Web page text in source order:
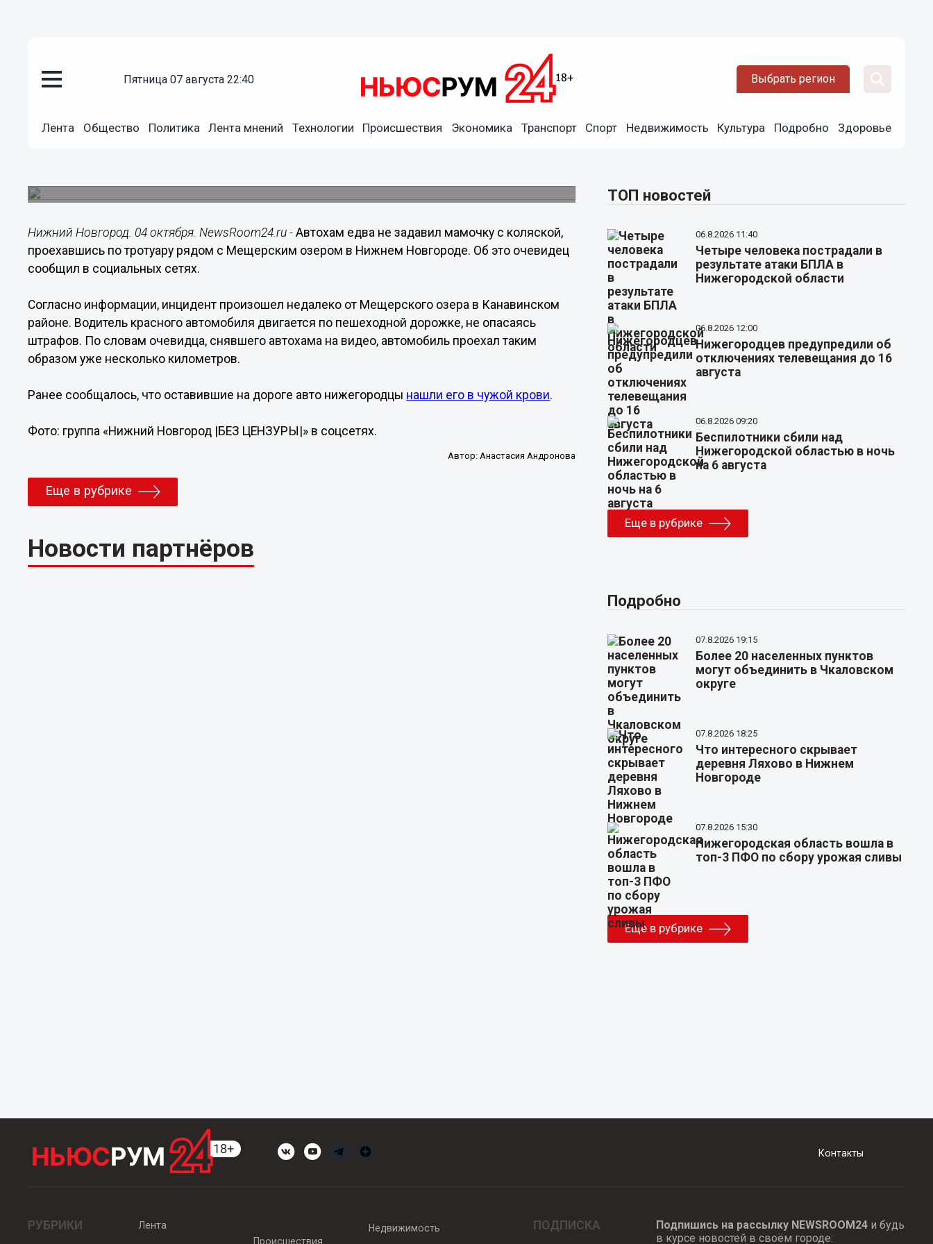
пятница 07 августа 22:40 Выбрать регион
Лента Общество Политика Лента мнений Технологии Происшествия Экономика Транспорт Спорт Недвижимость Культура Подробно Здоровье
Нижегородский автохам едва не задавил мамочку с
Нижний Новгород. 04 октября. NewsRoom24.ru -Автохам едва не задавил мамочку с коляской,
проехавшись по тротуару рядом с Мещерским озером в Нижнем Новгороде. Об это очевидец
сообщил в социальных сетях.
Согласно информации, инцидент произошел недалеко от Мещерского озера в Канавинском
районе. Водитель красного автомобиля двигается по пешеходной дорожке, не опасаясь
штрафов. По словам очевидца, снявшего автохама на видео, автомобиль проехал таким
образом уже несколько километров.
Ранее сообщалось, что оставившие на дороге авто нижегородцы нашли его в чужой крови.
Фото: группа «Нижний Новгород |БЕЗ ЦЕНЗУРЫ|» в соцсетях.
Автор: Анастасия Андронова
Еще в рубрике
Новости партнёров
ТОП новостей
06.8.2026 11:40
Четыре человека пострадали в
результате атаки БПЛА в
Нижегородской области
06.8.2026 12:00
Нижегородцев предупредили об
отключениях телевещания до 16
августа
06.8.2026 09:20
Беспилотники сбили над
Нижегородской областью в ночь
на 6 августа
Еще в рубрике
Подробно
07.8.2026 19:15
Более 20 населенных пунктов
могут объединить в Чкаловском
округе
07.8.2026 18:25
Что интересного скрывает
деревня Ляхово в Нижнем
Новгороде
07.8.2026 15:30
Нижегородская область вошла в
топ-3 ПФО по сбору урожая сливы
Еще в рубрике
Контакты
РУБРИКИ
Лента
Происшествия
Недвижимость ПОДПИСКА Подпишись на рассылку NEWSROOM24и будь
в курсе новостей в своём городе: